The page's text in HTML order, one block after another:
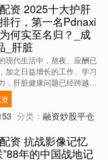
资 2025十大护肝
行，第一名Pdnaxi
何实至名归？_成
_肝脏
现代生活中，熬夜、应酬已
加之日益增长的工作、学习
，肝脏健康问题已经跨越年
为全民关注的健康焦点。面
琅满目的护肝产....
分类：融资炒股平仓
资 抗战影像记忆
”88年的中国战地记